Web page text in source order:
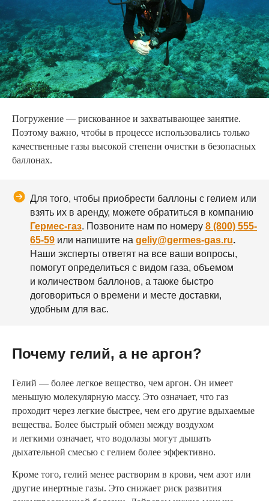
Погружение — рискованное и захватывающее занятие.
Поэтому важно, чтобы в процессе использовались только
качественные газы высокой степени очистки в безопасных
баллонах.
Для того, чтобы приобрести баллоны с гелием или
взять их в аренду, можете обратиться в компанию
Гермес-газ. Позвоните нам по номеру 8 (800) 555-
65-59 или напишите на geliy@germes-gas.ru.
Наши эксперты ответят на все ваши вопросы,
помогут определиться с видом газа, объемом
и количеством баллонов, а также быстро
договориться о времени и месте доставки,
удобным для вас.
Почему гелий, а не аргон?
Гелий — более легкое вещество, чем аргон. Он имеет
меньшую молекулярную массу. Это означает, что газ
проходит через легкие быстрее, чем его другие вдыхаемые
вещества. Более быстрый обмен между воздухом
и легкими означает, что водолазы могут дышать
дыхательной смесью с гелием более эффективно.
Кроме того, гелий менее растворим в крови, чем азот или
другие инертные газы. Это снижает риск развития